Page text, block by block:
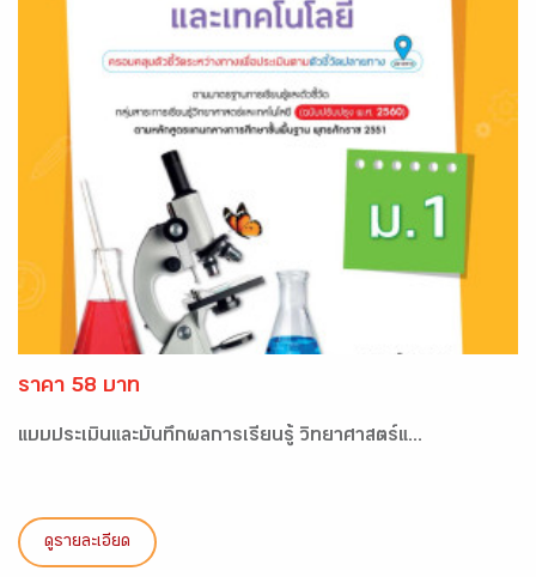
ราคา 58 บาท
แบบประเมินและบันทึกผลการเรียนรู้ วิทยาศาสตร์แ...
ดูรายละเอียด